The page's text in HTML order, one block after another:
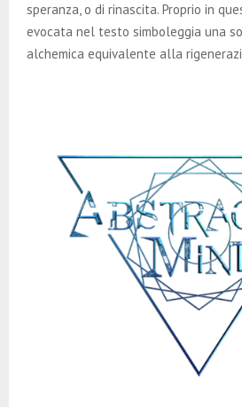
speranza, o di rinascita. Proprio in
evocata nel testo simboleggia una
alchemica equivalente alla